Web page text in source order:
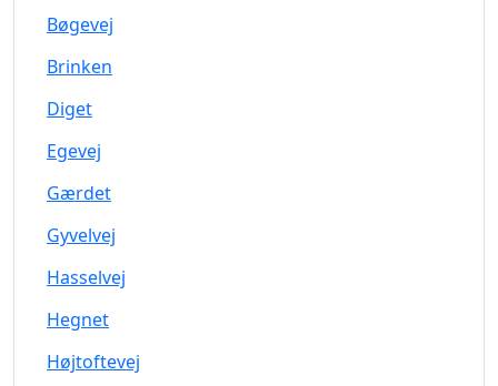
Bøgevej
Brinken
Diget
Egevej
Gærdet
Gyvelvej
Hasselvej
Hegnet
Højtoftevej